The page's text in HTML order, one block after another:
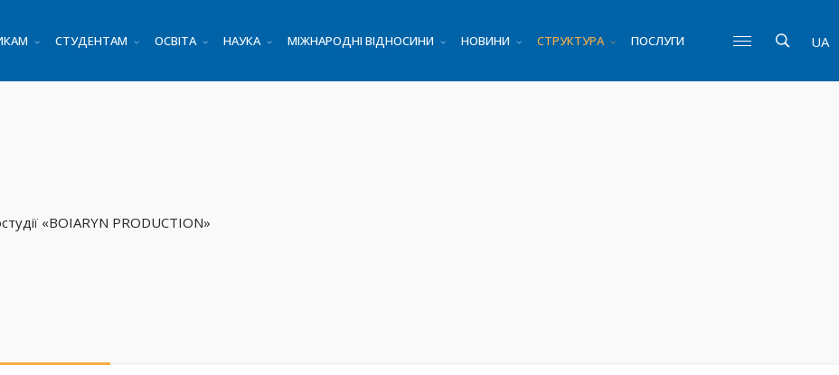
СТУДЕНТАМ ОСВІТА НАУКА МІЖНАРОДНІ ВІДНОСИНИ НОВИНИ СТРУКТУРА ПОСЛУГИ UA
«BOIARYN PRODUCTION»